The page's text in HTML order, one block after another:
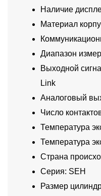
Наличие
Материал
Диапазон
Выходной
Link
Аналоговый
Число
Температура
Температура
Страна
Серия: SEH
Размер